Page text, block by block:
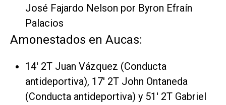
José Fajardo Nelson por Byron Efraín
Palacios
Amonestados en Aucas:
14' 2T Juan Vázquez (Conducta
antideportiva), 17' 2T John Ontaneda
(Conducta antideportiva) y 51' 2T Gabriel